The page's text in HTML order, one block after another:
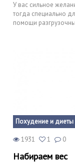
У вас сильное
тогда специально
помощи
Похудение и диеты
1931 1 0
Набираем вес